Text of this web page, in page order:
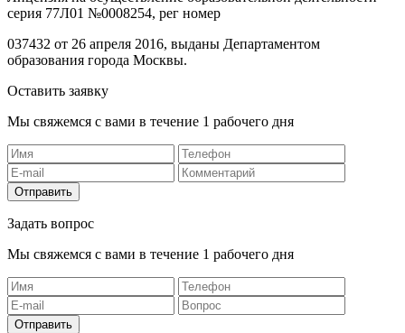
серия 77Л01 №0008254, рег номер
037432 от 26 апреля 2016, выданы Департаментом
образования города Москвы.
Оставить заявку
Мы свяжемся с вами в течение 1 рабочего дня
Отправить
Задать вопрос
Мы свяжемся с вами в течение 1 рабочего дня
Отправить